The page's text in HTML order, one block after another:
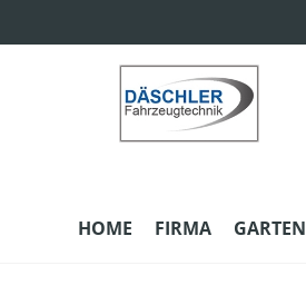
HOME FIRMA GARTEN